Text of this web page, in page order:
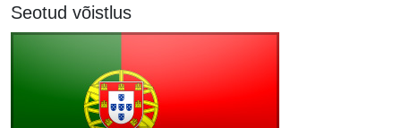
Seotud võistlus